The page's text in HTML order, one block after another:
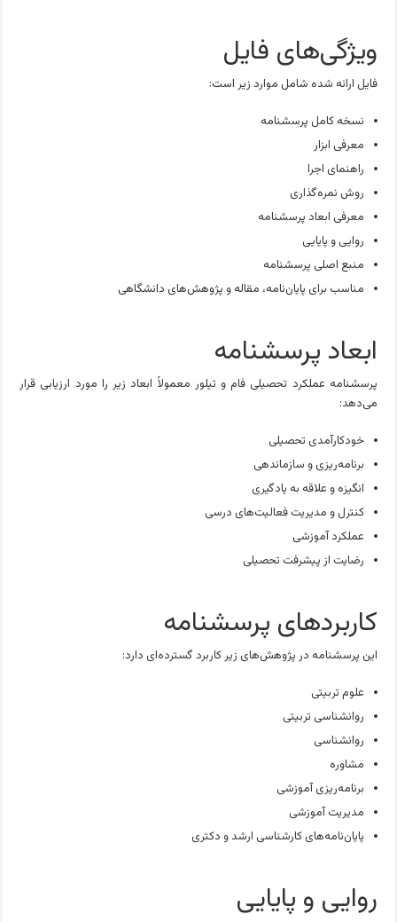
ویژگی‌های فایل
فایل ارائه شده شامل موارد زیر است:
نسخه کامل پرسشنامه
معرفی ابزار
راهنمای اجرا
روش نمره‌گذاری
معرفی ابعاد پرسشنامه
روایی و پایایی
منبع اصلی پرسشنامه
مناسب برای پایان‌نامه، مقاله و پژوهش‌های دانشگاهی
ابعاد پرسشنامه
پرسشنامه عملکرد تحصیلی فام و تیلور معمولاً ابعاد زیر را مورد ارزیابی قرار
می‌دهد:
خودکارآمدی تحصیلی
برنامه‌ریزی و سازماندهی
انگیزه و علاقه به یادگیری
کنترل و مدیریت فعالیت‌های درسی
عملکرد آموزشی
رضایت از پیشرفت تحصیلی
کاربردهای پرسشنامه
این پرسشنامه در پژوهش‌های زیر کاربرد گسترده‌ای دارد:
علوم تربیتی
روانشناسی تربیتی
روانشناسی
مشاوره
برنامه‌ریزی آموزشی
مدیریت آموزشی
پایان‌نامه‌های کارشناسی ارشد و دکتری
روایی و پایایی